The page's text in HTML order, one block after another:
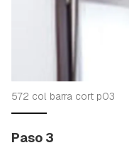
572 col barra cort p03
Paso 3